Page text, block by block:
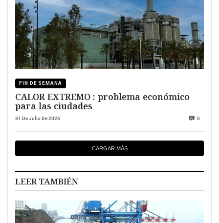
FIN DE SEMANA
CALOR EXTREMO : problema económico
para las ciudades
31 De Julio De 2026 0
CARGAR MÁS
LEER TAMBIÉN